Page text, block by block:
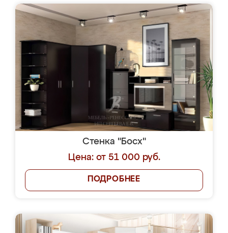
Стенка "Босх"
Цена: от 51 000 руб.
ПОДРОБНЕЕ